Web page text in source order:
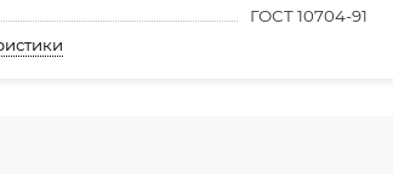
ГОСТ 10704-91